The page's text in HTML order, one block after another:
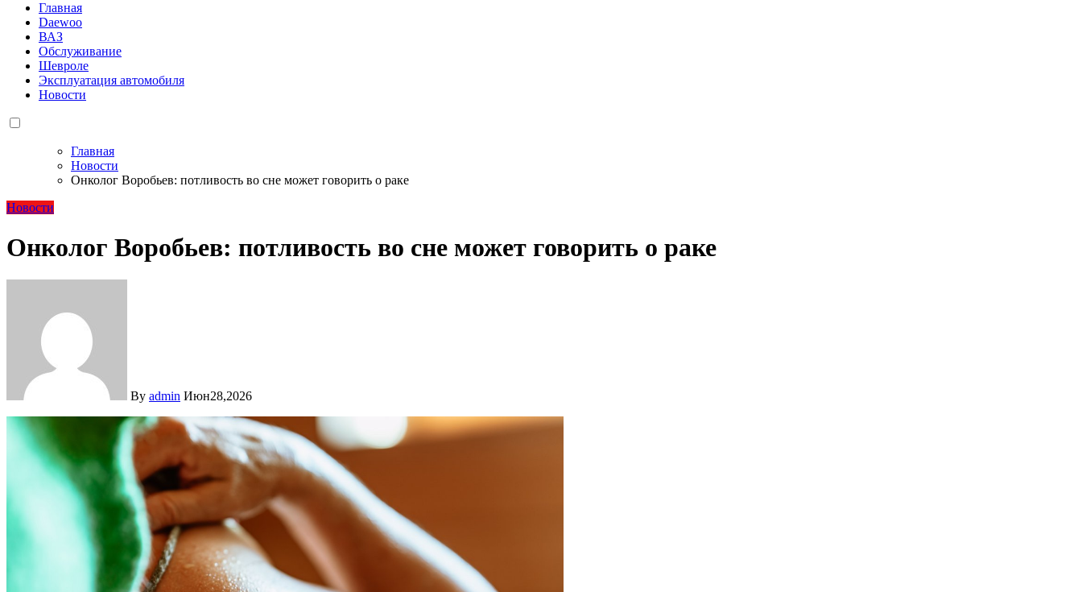
Главная
Daewoo
ВАЗ
Обслуживание
Шевроле
Эксплуатация автомобиля
Новости
Главная
Новости
Онколог Воробьев: потливость во сне может говорить о раке
Новости
Онколог Воробьев: потливость во сне может говорить о раке
By admin Июн28,2026